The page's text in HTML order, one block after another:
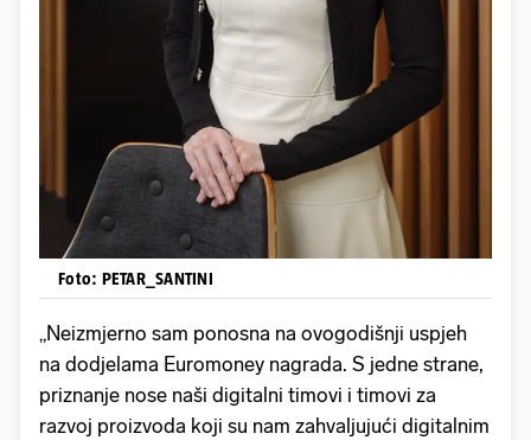
Foto: PETAR_SANTINI
„Neizmjerno sam ponosna na ovogodišnji uspjeh
na dodjelama Euromoney nagrada. S jedne strane,
priznanje nose naši digitalni timovi i timovi za
razvoj proizvoda koji su nam zahvaljujući digitalnim